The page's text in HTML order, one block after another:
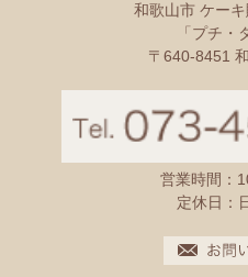
和歌山市 ケー
「プチ・
〒640-8451
営業時間：
定休日：